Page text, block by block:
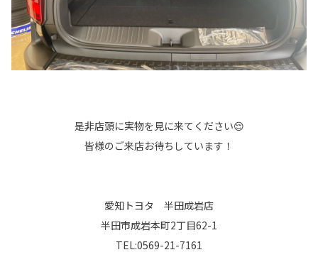
是非店頭に実物を見に来てください😌
皆様のご来店お待ちしています！
愛知トヨタ 半田成岩店
半田市成岩本町2丁目62-1
TEL:0569-21-7161